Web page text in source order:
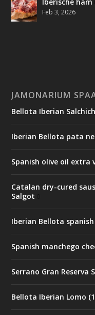
Feb 3, 2026
JAMONARIUM
Bellota Iberian
Iberian Bellota pata
Spanish olive oil extra
Catalan dry-cured
Salgot
Iberian Bellota
Spanish manchego
Serrano Gran Reserva
Bellota Iberian Lomo